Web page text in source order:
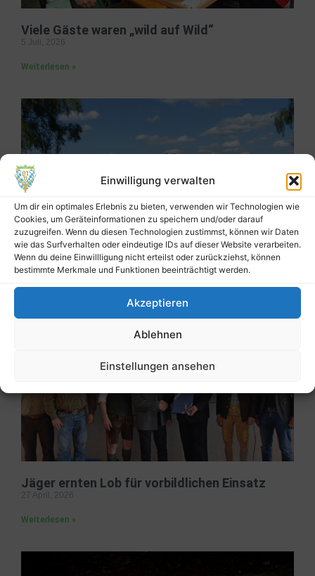
Einwilligung verwalten
Um dir ein optimales Erlebnis zu bieten, verwenden wir Technologien wie
Cookies, um Geräteinformationen zu speichern und/oder darauf
zuzugreifen. Wenn du diesen Technologien zustimmst, können wir Daten
wie das Surfverhalten oder eindeutige IDs auf dieser Website verarbeiten.
Wenn du deine Einwillligung nicht erteilst oder zurückziehst, können
bestimmte Merkmale und Funktionen beeinträchtigt werden.
Akzeptieren
Ablehnen
Einstellungen ansehen
Viele Gäste waren „wild auf Wild“
5 Juli, 2026
Weiterlesen »
Gesunder Wald braucht regelmäßig Pflege
7 Juni, 2026
Jäger ernten Lob für vorbildlichen Einsatz
27 April, 2026
Weiterlesen »